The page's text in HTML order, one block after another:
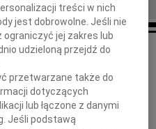
smutkiem zawiadamiamy, że
treści w nich
jest dobrowolne. Jeśli nie
jej zakres lub
udzieloną przejdź do
przetwarzane także do
dotyczących
lub łączone z danymi
Jeśli podstawą